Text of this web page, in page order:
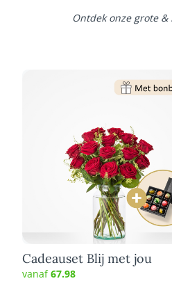
Ontdek onze grote
Cadeauset Blij met jou
vanaf67.98